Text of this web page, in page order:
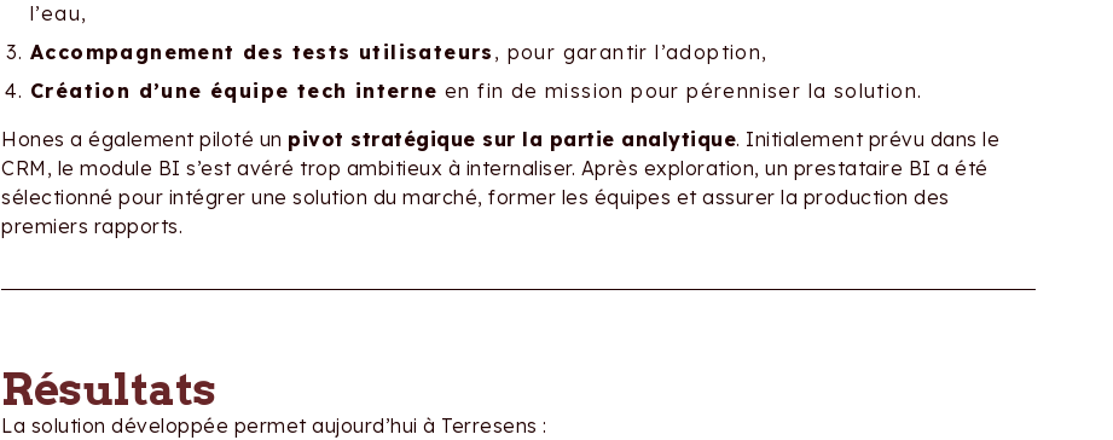
l’eau,
Accompagnement des tests utilisateurs , pour garantir l’adoption,
Création d’une équipe tech interne en fin de mission pour pérenniser la solution.
Hones a également piloté un pivot stratégique sur la partie analytique. Initialement prévu dans le
CRM, le module BI s’est avéré trop ambitieux à internaliser. Après exploration, un prestataire BI a été
sélectionné pour intégrer une solution du marché, former les équipes et assurer la production des
premiers rapports.
Résultats
La solution développée permet aujourd’hui à Terresens :